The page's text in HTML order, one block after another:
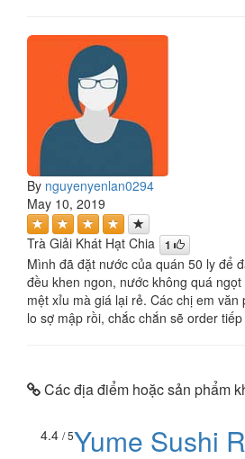
By nguyenyenlan0294
May 10, 2019
Trà Giải Khát Hạt Chia 1
Mình đã đặt nước của quán 50 ly để
đều khen ngon, nước không quá
mệt xỉu mà giá lại rẻ. Các chị em
lo sợ mập rồi, chắc chắn sẽ order tiếp
Các địa điểm hoặc sản phẩm
4.4 / 5Yume Sushi